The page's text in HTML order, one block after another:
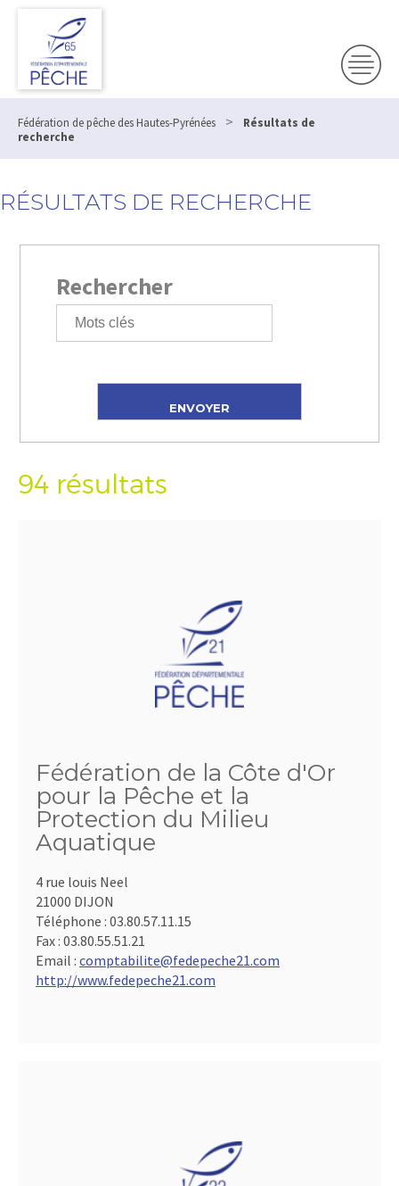
Fédération de pêche des Hautes-Pyrénées >
Résultats de
recherche
RÉSULTATS DE RECHERCHE
Rechercher
94 résultats
Fédération de la Côte d'Or
pour la Pêche et la
Protection du Milieu
Aquatique
4 rue louis Neel
21000 DIJON
Téléphone : 03.80.57.11.15
Fax : 03.80.55.51.21
Email : comptabilite@fedepeche21.com
http://www.fedepeche21.com